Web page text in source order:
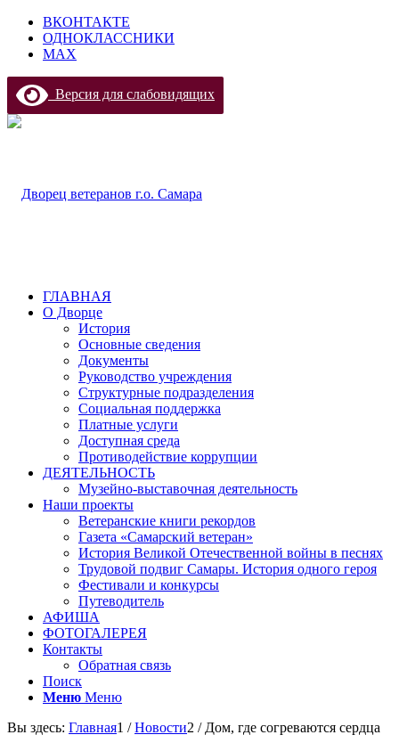
ВКОНТАКТЕ
ОДНОКЛАССНИКИ
МАХ
Версия для слабовидящих
ГЛАВНАЯ
О Дворце
История
Основные сведения
Документы
Руководство учреждения
Структурные подразделения
Социальная поддержка
Платные услуги
Доступная среда
Противодействие коррупции
ДЕЯТЕЛЬНОСТЬ
Музейно-выставочная деятельность
Наши проекты
Ветеранские книги рекордов
Газета «Самарский ветеран»
История Великой Отечественной войны в песнях
Трудовой подвиг Самары. История одного героя
Фестивали и конкурсы
Путеводитель
АФИША
ФОТОГАЛЕРЕЯ
Контакты
Обратная связь
Поиск
Меню Меню
Вы здесь: Главная1 / Новости2 / Дом, где согреваются сердца